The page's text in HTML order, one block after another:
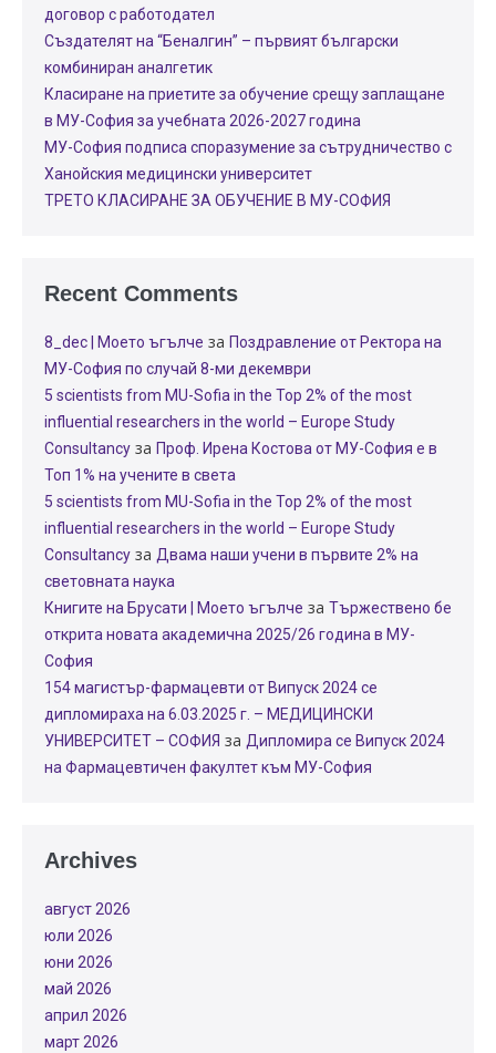
договор с работодател
Създателят на “Беналгин” – първият български
комбиниран аналгетик
Класиране на приетите за обучение срещу заплащане
в МУ-София за учебната 2026-2027 година
МУ-София подписа споразумение за сътрудничество с
Ханойския медицински университет
ТРЕТО КЛАСИРАНЕ ЗА ОБУЧЕНИЕ В МУ-СОФИЯ
Recent Comments
8_dec | Моето ъгълче за Поздравление от Ректора на
МУ-София по случай 8-ми декември
5 scientists from MU-Sofia in the Top 2% of the most
influential researchers in the world – Europe Study
Consultancy за Проф. Ирена Костова от МУ-София е в
Топ 1% на учените в света
5 scientists from MU-Sofia in the Top 2% of the most
influential researchers in the world – Europe Study
Consultancy за Двама наши учени в първите 2% на
световната наука
Книгите на Брусати | Моето ъгълче за Тържествено бе
открита новата академична 2025/26 година в МУ-
София
154 магистър-фармацевти от Випуск 2024 се
дипломираха на 6.03.2025 г. – МЕДИЦИНСКИ
УНИВЕРСИТЕТ – СОФИЯ за Дипломира се Випуск 2024
на Фармацевтичен факултет към МУ-София
Archives
август 2026
юли 2026
юни 2026
май 2026
април 2026
март 2026